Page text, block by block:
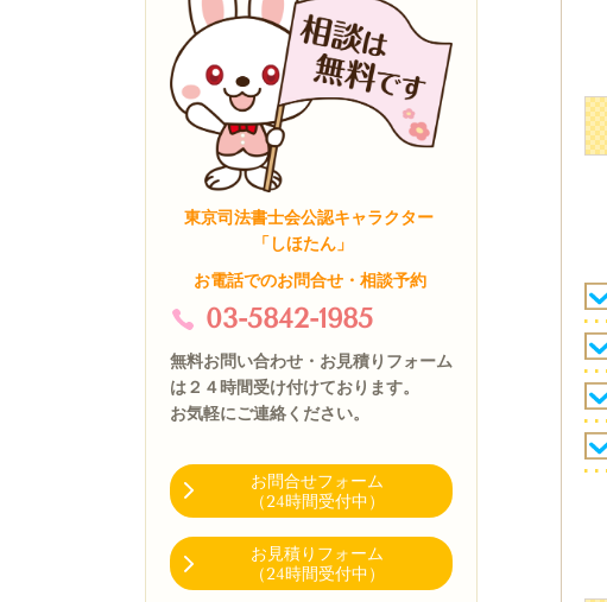
東京司法書士会公認キャラクター
「しほたん」
お電話でのお問合せ・相談予約
03-5842-1985
無料お問い合わせ・お見積りフォーム
は２４時間受け付けております。
お気軽にご連絡ください。
お問合せフォーム
（24時間受付中）
お見積りフォーム
（24時間受付中）